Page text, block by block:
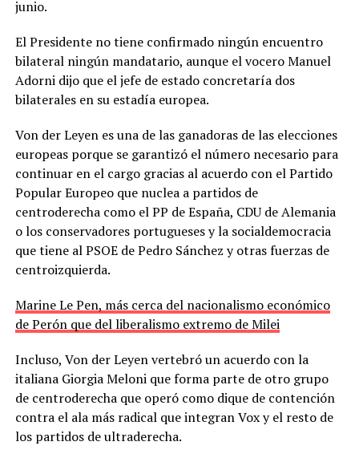
junio.
El Presidente no tiene confirmado ningún encuentro
bilateral ningún mandatario, aunque el vocero Manuel
Adorni dijo que el jefe de estado concretaría dos
bilaterales en su estadía europea.
Von der Leyen es una de las ganadoras de las elecciones
europeas porque se garantizó el número necesario para
continuar en el cargo gracias al acuerdo con el Partido
Popular Europeo que nuclea a partidos de
centroderecha como el PP de España, CDU de Alemania
o los conservadores portugueses y la socialdemocracia
que tiene al PSOE de Pedro Sánchez y otras fuerzas de
centroizquierda.
Marine Le Pen, más cerca del nacionalismo económico
de Perón que del liberalismo extremo de Milei
Incluso, Von der Leyen vertebró un acuerdo con la
italiana Giorgia Meloni que forma parte de otro grupo
de centroderecha que operó como dique de contención
contra el ala más radical que integran Vox y el resto de
los partidos de ultraderecha.